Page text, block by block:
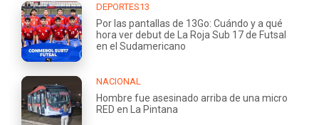
DEPORTES13
Por las pantallas de 13Go: Cuándo y a qué
hora ver debut de La Roja Sub 17 de Futsal
en el Sudamericano
NACIONAL
Hombre fue asesinado arriba de una micro
RED en La Pintana